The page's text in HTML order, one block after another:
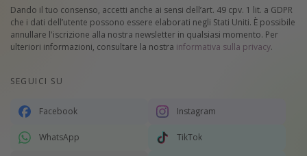
Dando il tuo consenso, accetti anche ai sensi dell’art. 49 cpv. 1 lit. a GDPR
che i dati dell’utente possono essere elaborati negli Stati Uniti. È possibile
annullare l'iscrizione alla nostra newsletter in qualsiasi momento. Per
ulteriori informazioni, consultare la nostra informativa sulla privacy.
SEGUICI SU
Facebook Instagram
WhatsApp TikTok